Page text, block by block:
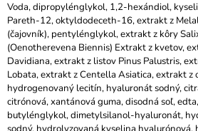
Voda, dipropylénglykol, 1,2-hexándiol,
Pareth-12, oktyldodeceth-16, extrakt z
(čajovník), pentylénglykol, extrakt z kôry
(Oenotherevena Biennis) Extrakt z kvetov,
Davidiana, extrakt z listov Pinus Palustris,
Lobata, extrakt z Centella Asiatica, extrakt z
hydrogenovaný lecitín, hyaluronát sodný,
citrónová, xantánová guma, disodná soľ,
butylénglykol, dimetylsilanol-hyaluronát,